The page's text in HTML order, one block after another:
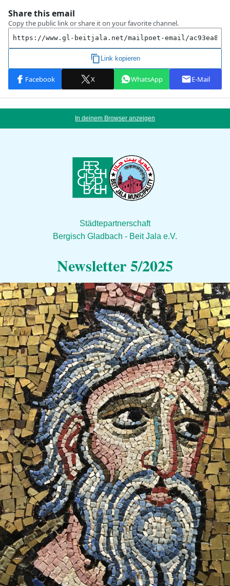
In deinem Browser anzeigen
Städtepartnerschaft
Bergisch Gladbach - Beit Jala e.V.
Newsletter 5/2025